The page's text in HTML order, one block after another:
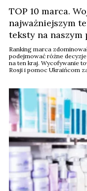
TOP 10 marca.
najważniejszym
teksty na naszym
Ranking marca
podejmować różne decyzje
na ten kraj. Wycofywanie
Rosji i pomoc Ukraińcom
Ranking stworzyliśmy na